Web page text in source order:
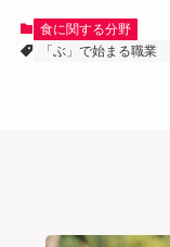
食に関する分野
「ぶ」で始まる職業